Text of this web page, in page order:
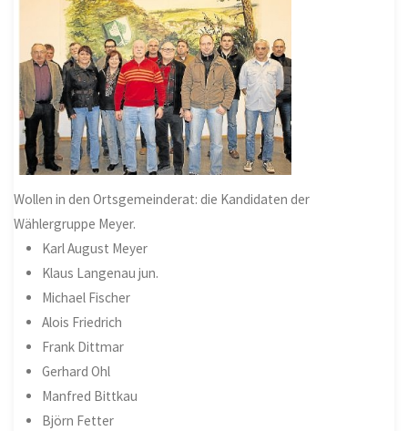
Wollen in den Ortsgemeinderat: die Kandidaten der
Wählergruppe Meyer.
Karl August Meyer
Klaus Langenau jun.
Michael Fischer
Alois Friedrich
Frank Dittmar
Gerhard Ohl
Manfred Bittkau
Björn Fetter